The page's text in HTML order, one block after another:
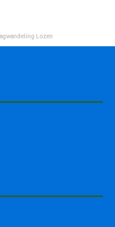
Lozen